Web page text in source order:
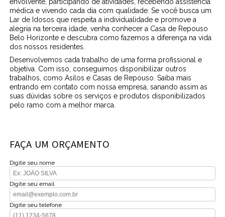
médica e vivendo cada dia com qualidade. Se você busca um
Lar de Idosos que respeita a individualidade e promove a
alegria na terceira idade, venha conhecer a Casa de Repouso
Belo Horizonte e descubra como fazemos a diferença na vida
dos nossos residentes.
Desenvolvemos cada trabalho de uma forma profissional e
objetiva. Com isso, conseguimos disponibilizar outros
trabalhos, como Asilos e Casas de Repouso. Saiba mais
entrando em contato com nossa empresa, sanando assim as
suas dúvidas sobre os serviços e produtos disponibilizados
pelo ramo com a melhor marca.
FAÇA UM ORÇAMENTO
Digite seu nome
Digite seu email
Digite seu telefone